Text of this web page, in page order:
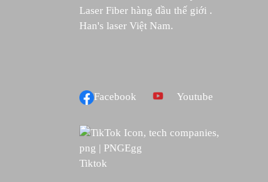
Laser Fiber hàng đầu thế giới .
Han's laser Việt Nam.
Facebook Youtube
Tiktok